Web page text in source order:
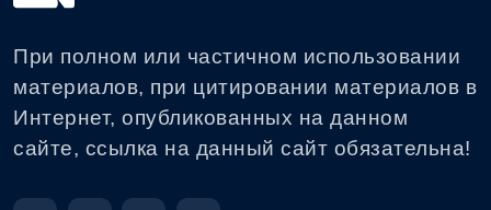
При полном или частичном использовании
материалов, при цитировании материалов в
Интернет, опубликованных на данном
сайте, ссылка на данный сайт обязательна!